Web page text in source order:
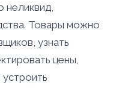
Товары можно
узнать
цены,